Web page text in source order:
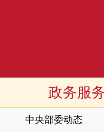
中央部委动态
政务服